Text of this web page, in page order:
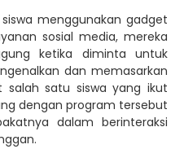
menggunakan gadget
sosial media, mereka
ketika diminta untuk
dan memasarkan
salah satu siswa yang ikut
dengan program tersebut
dalam berinteraksi